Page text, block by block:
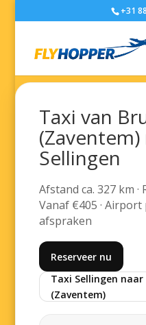
+31
Taxi van
(Zaventem)
Sellingen
Afstand ca. 327 km ·
Vanaf €405 ·
afspraken
Reserveer nu
Taxi Sellingen
(Zaventem)